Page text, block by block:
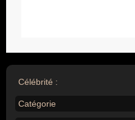
Célébrité :
Catégorie